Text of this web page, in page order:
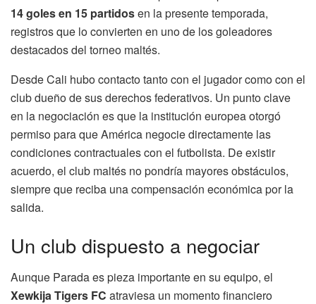
14 goles en 15 partidosen la presente temporada,
registros que lo convierten en uno de los goleadores
destacados del torneo maltés.
Desde Cali hubo contacto tanto con el jugador como con el
club dueño de sus derechos federativos. Un punto clave
en la negociación es que la institución europea otorgó
permiso para que América negocie directamente las
condiciones contractuales con el futbolista. De existir
acuerdo, el club maltés no pondría mayores obstáculos,
siempre que reciba una compensación económica por la
salida.
Un club dispuesto a negociar
Aunque Parada es pieza importante en su equipo, el
Xewkija Tigers FC atraviesa un momento financiero